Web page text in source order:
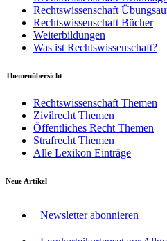
Rechtswissenschaft
Rechtswissenschaft Bücher
Weiterbildungen
Was ist Rechtswissenschaft?
Themenübersicht
Rechtswissenschaft Themen
Zivilrecht Themen
Öffentliches Recht Themen
Strafrecht Themen
Alle Lexikon Einträge
Neue Artikel
Newsletter abonnieren